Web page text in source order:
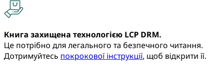
Книга захищена технологією LCP DRM.
Це потрібно для легального та безпечного читання.
Дотримуйтесь покрокової інструкції, щоб відкрити її.